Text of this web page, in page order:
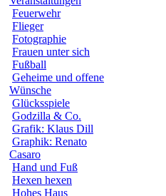
Feuerwehr
Flieger
Fotographie
Frauen unter sich
Fußball
Geheime und offene
Wünsche
Glücksspiele
Godzilla & Co.
Grafik: Klaus Dill
Graphik: Renato
Casaro
Hand und Fuß
Hexen hexen
Hohes Haus